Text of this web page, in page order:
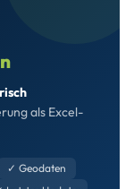
als Excel-
✓ Geodaten